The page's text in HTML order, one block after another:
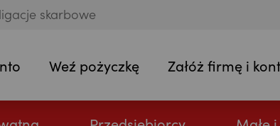
skarbowe
Weź pożyczkę Załóż firmę i